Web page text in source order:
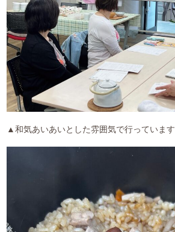
▲和気あいあいとした雰囲気で行っています